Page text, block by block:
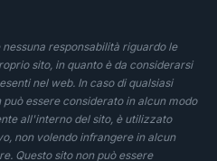
responsabilità riguardo le
sito, in quanto è da considerarsi
nel web. In caso di qualsiasi
essere considerato in alcun modo
all'interno del sito, è utilizzato
non volendo infrangere in alcun
Questo sito non può essere